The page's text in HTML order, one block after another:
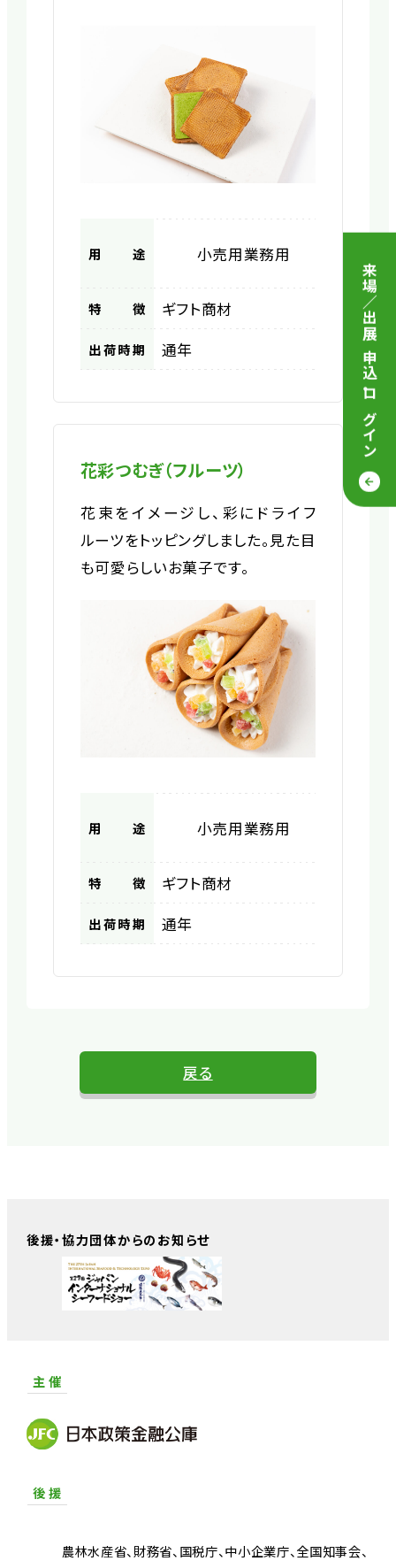
来場／出展 申込
・
ログイン
用途 小売用業務用
特徴 ギフト商材
出荷時期 通年
花彩つむぎ（フルーツ）
花束をイメージし、彩にドライフ
ルーツをトッピングしました。見た目
も可愛らしいお菓子です。
用途 小売用業務用
特徴 ギフト商材
出荷時期 通年
戻る
後援・協力団体からのお知らせ
主 催
後 援
農林水産省 財務省 国税庁 中小企業庁 全国知事会